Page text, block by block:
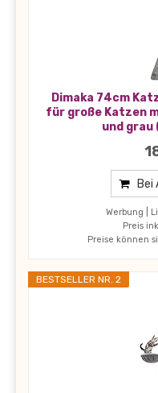
Dimaka 74cm
für große Katzen
und grau
Bei
Werbung |
Preis
Preise können
BESTSELLER NR. 2